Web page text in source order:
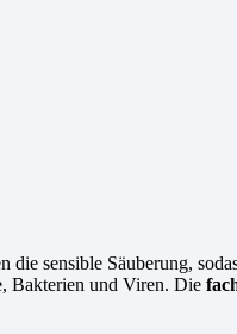
sensible Säuberung,
Bakterien und Viren. Die